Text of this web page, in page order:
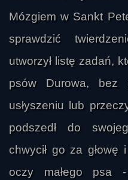
Mózgiem w Sankt
sprawdzić
utworzył listę zadań,
psów Durowa, bez
usłyszeniu lub
podszedł do
chwycił go za głowę
oczy małego psa